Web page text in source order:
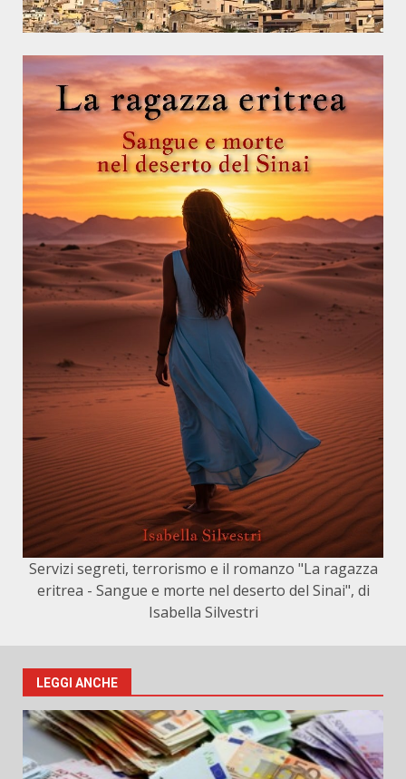
Servizi segreti, terrorismo e il romanzo "La ragazza
eritrea - Sangue e morte nel deserto del Sinai", di
Isabella Silvestri
LEGGI ANCHE